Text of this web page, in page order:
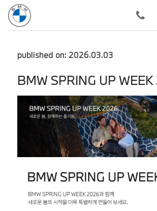
모델
전기차
구매하기
BMW 공식 서비스
더 알아보기
동성 모터스
published on: 2026.03.03
BMW SPRING UP